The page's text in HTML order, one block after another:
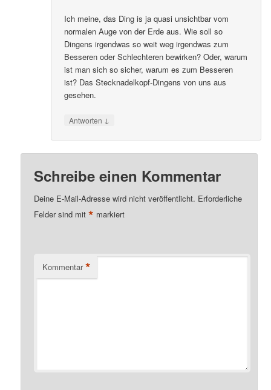
Ich meine, das Ding is ja quasi unsichtbar vom
normalen Auge von der Erde aus. Wie soll so
Dingens irgendwas so weit weg irgendwas zum
Besseren oder Schlechteren bewirken? Oder, warum
ist man sich so sicher, warum es zum Besseren
ist? Das Stecknadelkopf-Dingens von uns aus
gesehen.
Antworten ↓
Schreibe einen Kommentar
Deine E-Mail-Adresse wird nicht veröffentlicht. Erforderliche
Felder sind mit* markiert
Kommentar *